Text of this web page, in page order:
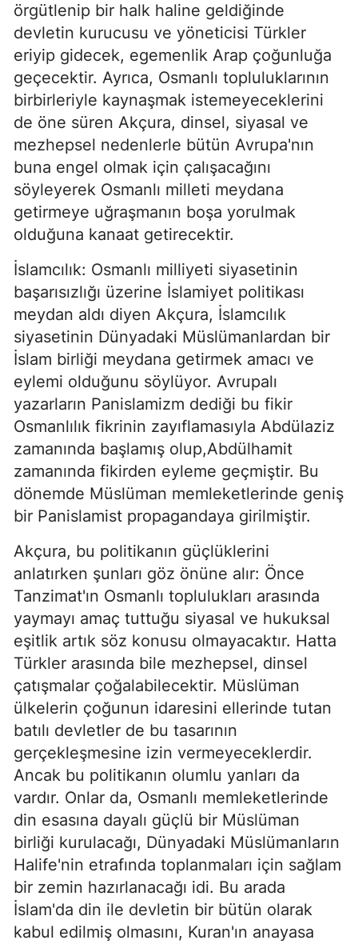
örgütlenip bir halk haline geldiğinde
devletin kurucusu ve yöneticisi Türkler
eriyip gidecek, egemenlik Arap çoğunluğa
geçecektir. Ayrıca, Osmanlı topluluklarının
birbirleriyle kaynaşmak istemeyeceklerini
de öne süren Akçura, dinsel, siyasal ve
mezhepsel nedenlerle bütün Avrupa'nın
buna engel olmak için çalışacağını
söyleyerek Osmanlı milleti meydana
getirmeye uğraşmanın boşa yorulmak
olduğuna kanaat getirecektir.
İslamcılık: Osmanlı milliyeti siyasetinin
başarısızlığı üzerine İslamiyet politikası
meydan aldı diyen Akçura, İslamcılık
siyasetinin Dünyadaki Müslümanlardan bir
İslam birliği meydana getirmek amacı ve
eylemi olduğunu söylüyor. Avrupalı
yazarların Panislamizm dediği bu fikir
Osmanlılık fikrinin zayıflamasıyla Abdülaziz
zamanında başlamış olup,Abdülhamit
zamanında fikirden eyleme geçmiştir. Bu
dönemde Müslüman memleketlerinde geniş
bir Panislamist propagandaya girilmiştir.
Akçura, bu politikanın güçlüklerini
anlatırken şunları göz önüne alır: Önce
Tanzimat'ın Osmanlı toplulukları arasında
yaymayı amaç tuttuğu siyasal ve hukuksal
eşitlik artık söz konusu olmayacaktır. Hatta
Türkler arasında bile mezhepsel, dinsel
çatışmalar çoğalabilecektir. Müslüman
ülkelerin çoğunun idaresini ellerinde tutan
batılı devletler de bu tasarının
gerçekleşmesine izin vermeyeceklerdir.
Ancak bu politikanın olumlu yanları da
vardır. Onlar da, Osmanlı memleketlerinde
din esasına dayalı güçlü bir Müslüman
birliği kurulacağı, Dünyadaki Müslümanların
Halife'nin etrafında toplanmaları için sağlam
bir zemin hazırlanacağı idi. Bu arada
İslam'da din ile devletin bir bütün olarak
kabul edilmiş olmasını, Kuran'ın anayasa